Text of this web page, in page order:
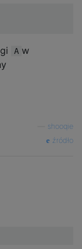
A w
shooqie
źródło